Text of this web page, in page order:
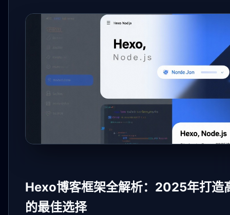
Hexo博客框架全解析：2025年打造
的最佳选择